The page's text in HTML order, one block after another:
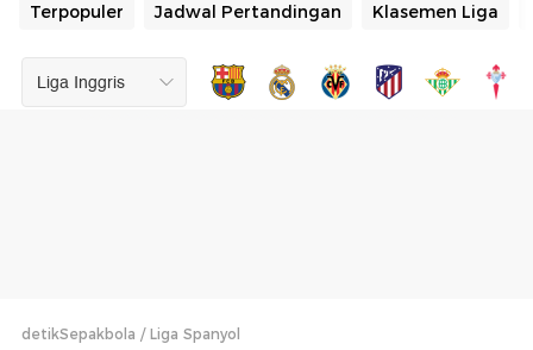
Terpopuler Jadwal Pertandingan Klasemen Liga
detikSepakbola Liga Spanyol